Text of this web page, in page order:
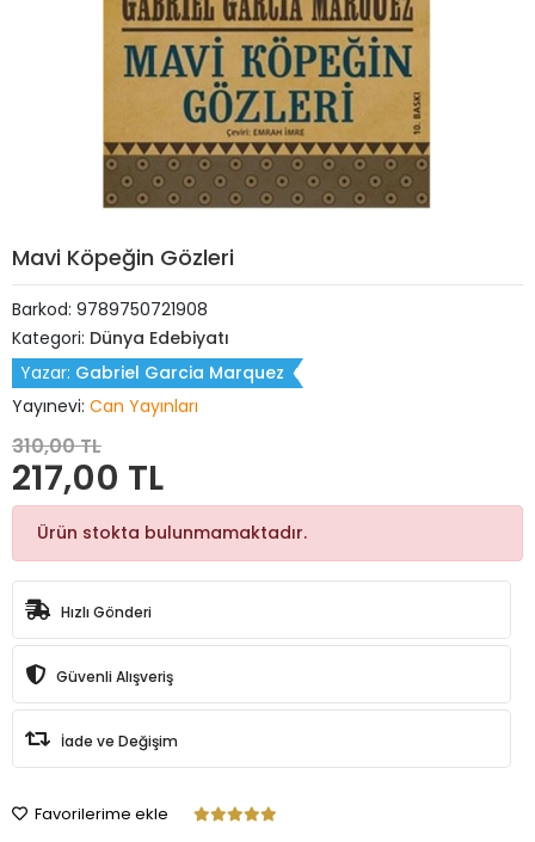
Mavi Köpeğin Gözleri
Barkod: 9789750721908
Kategori: Dünya Edebiyatı
Yazar: Gabriel Garcia Marquez
Yayınevi: Can Yayınları
310,00 TL
217,00 TL
Ürün stokta bulunmamaktadır.
Hızlı Gönderi
Güvenli Alışveriş
İade ve Değişim
Favorilerime ekle